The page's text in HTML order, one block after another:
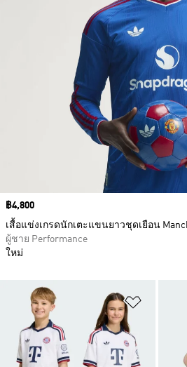
เพิ่มไป
Price
฿4,800
เสื้อแข่งเกรดนักเตะแขนยาวชุดเยือน
ผู้ชาย Performance
ใหม่